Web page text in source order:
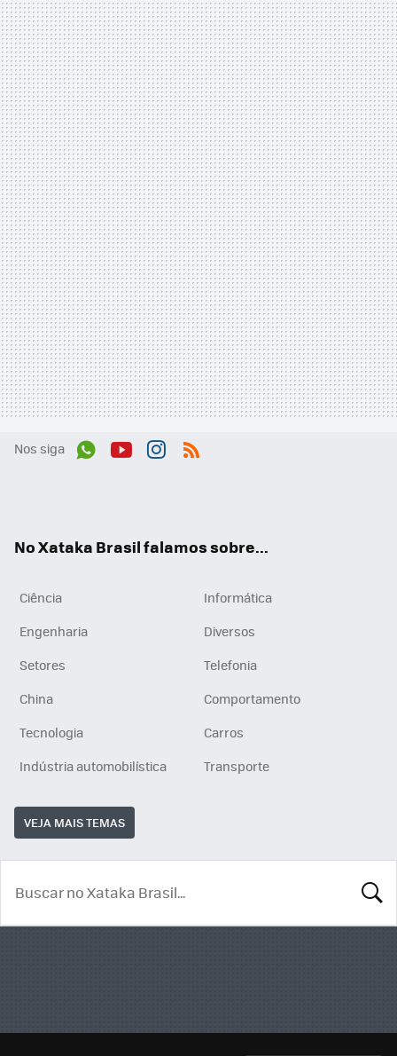
Nos siga
No Xataka Brasil falamos sobre...
Ciência
Informática
Engenharia
Diversos
Setores
Telefonia
China
Comportamento
Tecnologia
Carros
Indústria automobilística
Transporte
VEJA MAIS TEMAS